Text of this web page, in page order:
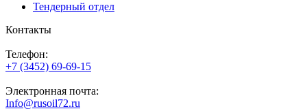
Тендерный отдел
Контакты
Телефон:
+7 (3452) 69-69-15
Электронная почта:
Info@rusoil72.ru